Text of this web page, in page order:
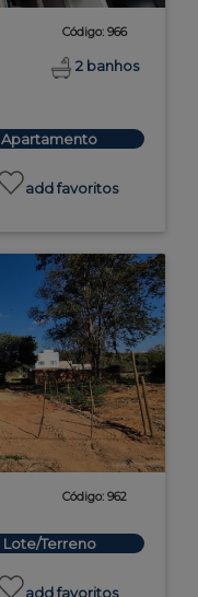
Código: 966
2 banhos
Apartamento
add favoritos
Código: 962
Lote/Terreno
add favoritos